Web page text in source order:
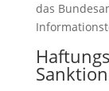
das